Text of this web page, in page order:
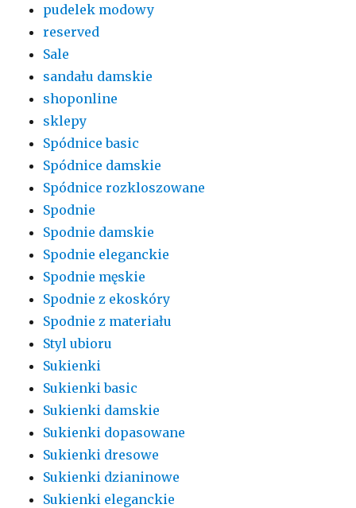
pudelek modowy
reserved
Sale
sandału damskie
shoponline
sklepy
Spódnice basic
Spódnice damskie
Spódnice rozkloszowane
Spodnie
Spodnie damskie
Spodnie eleganckie
Spodnie męskie
Spodnie z ekoskóry
Spodnie z materiału
Styl ubioru
Sukienki
Sukienki basic
Sukienki damskie
Sukienki dopasowane
Sukienki dresowe
Sukienki dzianinowe
Sukienki eleganckie